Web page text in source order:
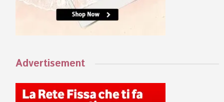
Advertisement